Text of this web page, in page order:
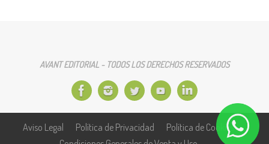
AVANT EDITORIAL - TODOS LOS DERECHOS RESERVADOS
Aviso Legal Política de Privacidad
Política de Cookies